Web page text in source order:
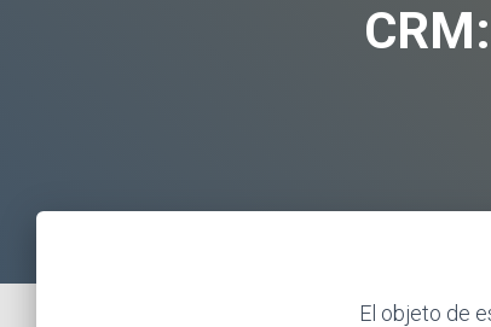
El objeto de